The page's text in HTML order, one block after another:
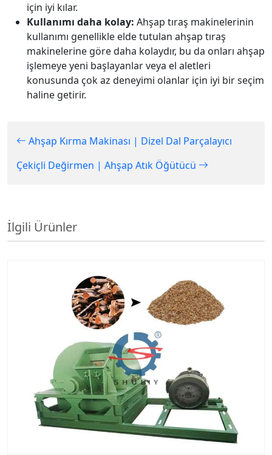
için iyi kılar.
Kullanımı daha kolay: Ahşap tıraş makinelerinin
kullanımı genellikle elde tutulan ahşap tıraş
makinelerine göre daha kolaydır, bu da onları ahşap
işlemeye yeni başlayanlar veya el aletleri
konusunda çok az deneyimi olanlar için iyi bir seçim
haline getirir.
Ahşap Kırma Makinası | Dizel Dal Parçalayıcı
Çekiçli Değirmen | Ahşap Atık Öğütücü
İlgili Ürünler